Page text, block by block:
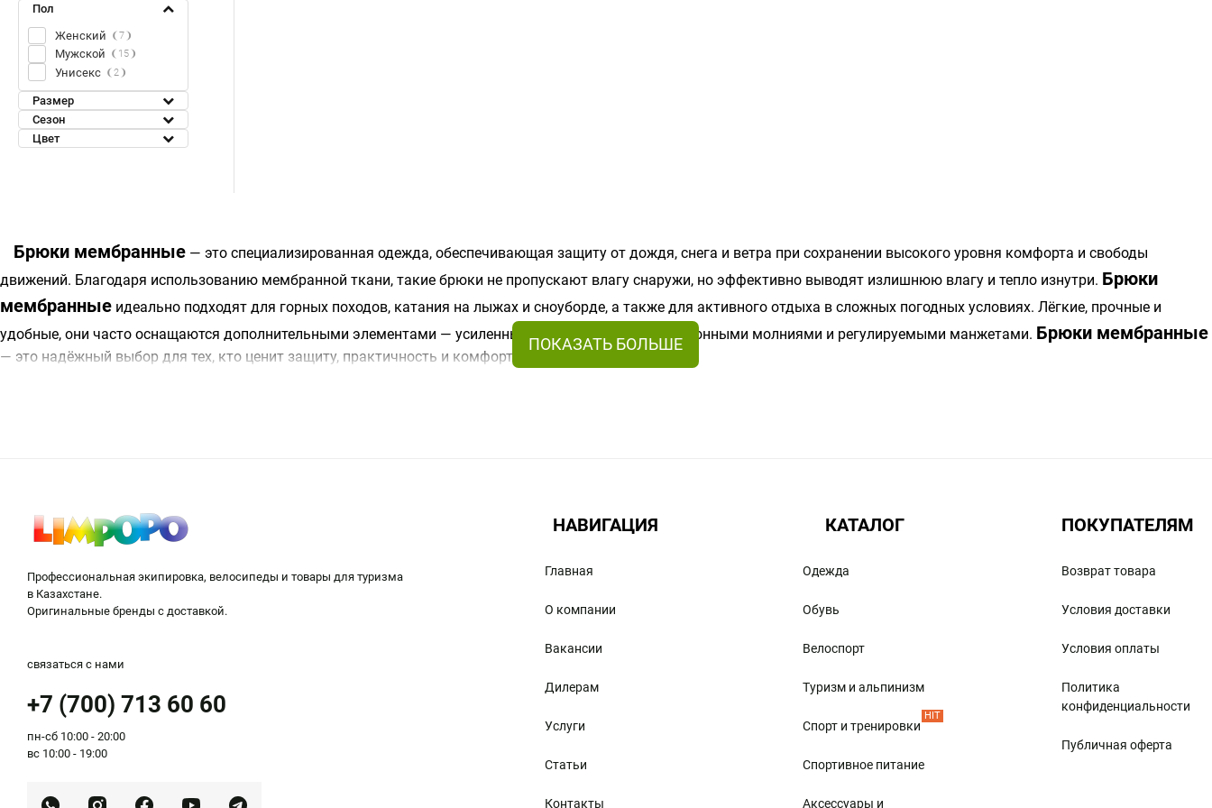
Пол
Женский 7
Мужской 15
Унисекс 2
Размер
Сезон
Цвет
Брюки мембранные — это специализированная одежда, обеспечивающая защиту от дождя, снега и ветра при сохранении высокого уровня комфорта и свободы
движений. Благодаря использованию мембранной ткани, такие брюки не пропускают влагу снаружи, но эффективно выводят излишнюю влагу и тепло изнутри. Брюки
мембранные идеально подходят для горных походов, катания на лыжах и сноуборде, а также для активного отдыха в сложных погодных условиях. Лёгкие, прочные и
удобные, они часто оснащаются дополнительными элементами — усиленными вставками, вентиляционными молниями и регулируемыми манжетами. Брюки мембранные
— это надёжный выбор для тех, кто ценит защиту, практичность и комфорт в любой ситуации.
Профессиональная экипировка, велосипеды и товары для туризма
в Казахстане.
Оригинальные бренды с доставкой.
связаться с нами
+7 (700) 713 60 60
пн-сб 10:00 - 20:00
вс 10:00 - 19:00
НАВИГАЦИЯ
Главная
О компании
Вакансии
Дилерам
Услуги
Статьи
Контакты
КАТАЛОГ
Одежда
Обувь
Велоспорт
Туризм и альпинизм
Спорт и тренировки
HIT
Спортивное питание
Аксессуары и
ПОКУПАТЕЛЯМ
Возврат товара
Условия доставки
Условия оплаты
Политика
конфиденциальности
Публичная оферта